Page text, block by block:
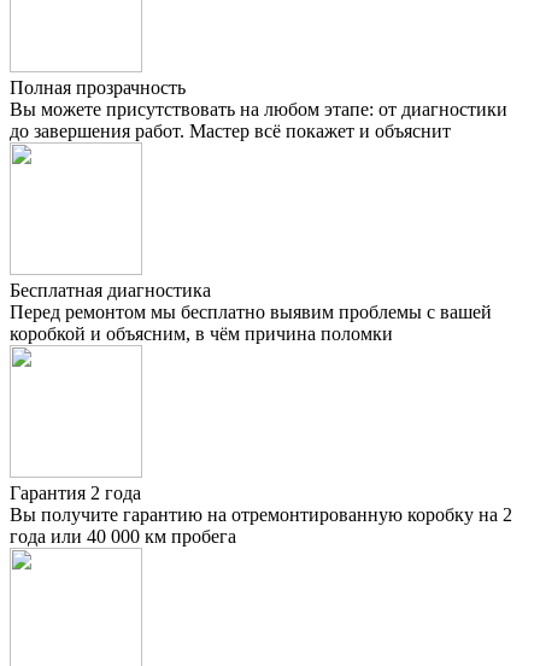
Полная прозрачность
Вы можете присутствовать на любом этапе: от диагностики
до завершения работ. Мастер всё покажет и объяснит
Бесплатная диагностика
Перед ремонтом мы бесплатно выявим проблемы с вашей
коробкой и объясним, в чём причина поломки
Гарантия 2 года
Вы получите гарантию на отремонтированную коробку на 2
года или 40 000 км пробега